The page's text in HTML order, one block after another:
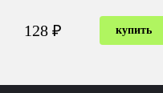
128 ₽ купить